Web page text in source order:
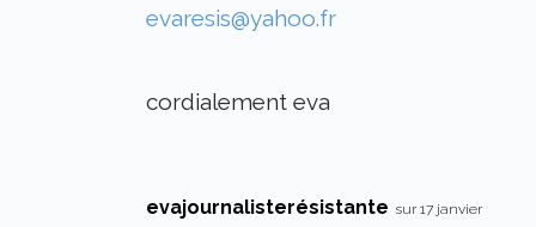
evaresis@yahoo.fr
cordialement eva
evajournalisterésistante sur 17 janvier